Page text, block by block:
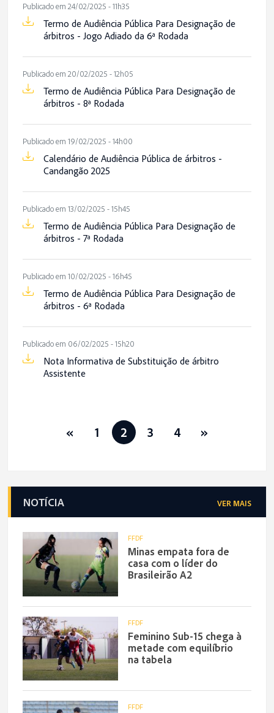
Publicado em 24/02/2025 - 11h35
Termo de Audiência Pública Para Designação de
árbitros - Jogo Adiado da 6ª Rodada
Publicado em 20/02/2025 - 12h05
Termo de Audiência Pública Para Designação de
árbitros - 8ª Rodada
Publicado em 19/02/2025 - 14h00
Calendário de Audiência Pública de árbitros -
Candangão 2025
Publicado em 13/02/2025 - 15h45
Termo de Audiência Pública Para Designação de
árbitros - 7ª Rodada
Publicado em 10/02/2025 - 16h45
Termo de Audiência Pública Para Designação de
árbitros - 6ª Rodada
Publicado em 06/02/2025 - 15h20
Nota Informativa de Substituição de árbitro
Assistente
« 1 2 3 4 »
NOTÍCIA VER MAIS
FFDF
Minas empata fora de
casa com o líder do
Brasileirão A2
FFDF
Feminino Sub-15 chega à
metade com equilíbrio
na tabela
FFDF